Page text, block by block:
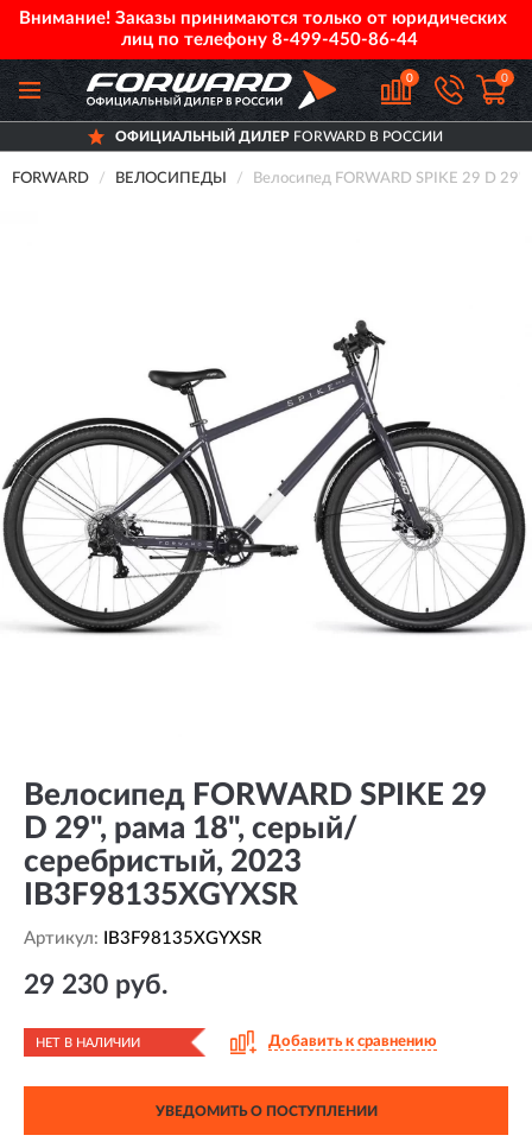
Внимание! Заказы принимаются только от юридических
лиц по телефону 8-499-450-86-44
0 0
ОФИЦИАЛЬНЫЙ ДИЛЕРFORWARD В РОССИИ
FORWARD ВЕЛОСИПЕДЫ Велосипед FORWARD SPIKE 29 D
Велосипед FORWARD SPIKE 29
D 29", рама 18", серый/
серебристый, 2023
IB3F98135XGYXSR
Артикул: IB3F98135XGYXSR
29 230 руб.
НЕТ В НАЛИЧИИ Добавить к сравнению
УВЕДОМИТЬ О ПОСТУПЛЕНИИ